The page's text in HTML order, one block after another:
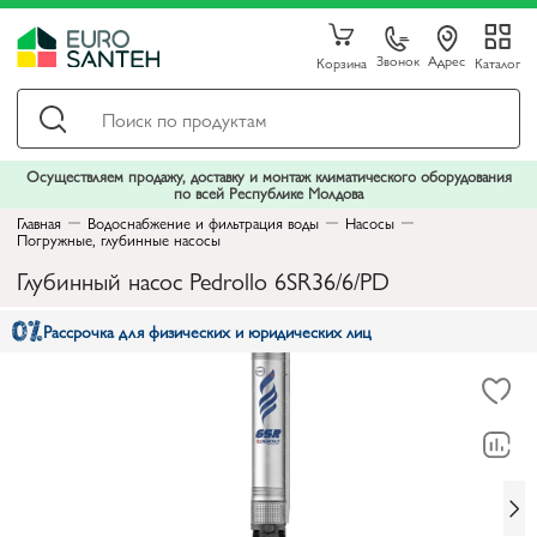
Корзина Звонок Адрес Каталог
Осуществляем продажу, доставку и монтаж климатического оборудования
по всей Республике Молдова
Главная
Водоснабжение и фильтрация воды Насосы
Погружные, глубинные насосы
Глубинный насос Pedrollo 6SR36/6/PD
Рассрочка для физических и юридических лиц